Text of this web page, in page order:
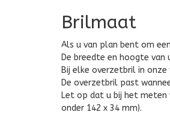
Brilmaat
Als u van plan bent om
De breedte en hoogte
Bij elke overzetbril in
De overzetbril past
Let op dat u bij het
onder 142 x 34 mm).